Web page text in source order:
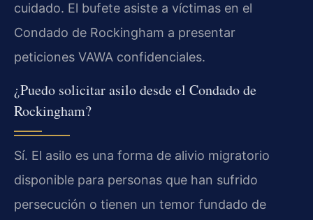
cuidado. El bufete asiste a víctimas en el
Condado de Rockingham a presentar
peticiones VAWA confidenciales.
¿Puedo solicitar asilo desde el Condado de
Rockingham?
Sí. El asilo es una forma de alivio migratorio
disponible para personas que han sufrido
persecución o tienen un temor fundado de